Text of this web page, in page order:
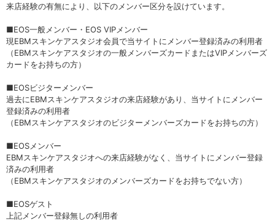
美容機器
セロトニン
スカイズグレース
Lifest.(ライフェスト）
来店経験の有無により、以下のメンバー区分を設けています。
■EOS一般メンバー・EOS VIPメンバー
現EBMスキンケアスタジオ会員で当サイトにメンバー登録済みの利用者
（EBMスキンケアスタジオの一般メンバーズカードまたはVIPメンバーズ
カードをお持ちの方）
■EOSビジターメンバー
過去にEBMスキンケアスタジオの来店経験があり、当サイトにメンバー
登録済みの利用者
（EBMスキンケアスタジオのビジターメンバーズカードをお持ちの方）
■EOSメンバー
EBMスキンケアスタジオへの来店経験がなく、当サイトにメンバー登録
済みの利用者
（EBMスキンケアスタジオのメンバーズカードをお持ちでない方）
■EOSゲスト
上記メンバー登録無しの利用者